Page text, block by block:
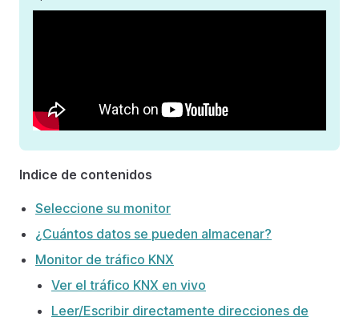
Indice de contenidos
Seleccione su monitor
¿Cuántos datos se pueden almacenar?
Monitor de tráfico KNX
Ver el tráfico KNX en vivo
Leer/Escribir directamente direcciones de